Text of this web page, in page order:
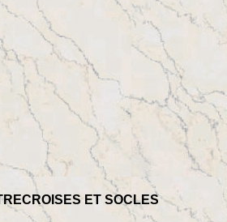
ET SOCLES